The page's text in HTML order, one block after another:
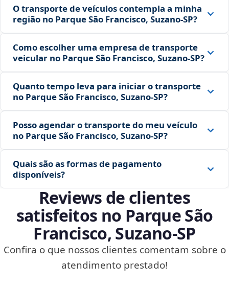
O transporte de veículos contempla a minha
região no Parque São Francisco, Suzano‑SP?
Como escolher uma empresa de transporte
veicular no Parque São Francisco, Suzano‑SP?
Quanto tempo leva para iniciar o transporte
no Parque São Francisco, Suzano‑SP?
Posso agendar o transporte do meu veículo
no Parque São Francisco, Suzano‑SP?
Quais são as formas de pagamento
disponíveis?
Reviews de clientes
satisfeitos no Parque São
Francisco, Suzano‑SP
Confira o que nossos clientes comentam sobre o
atendimento prestado!